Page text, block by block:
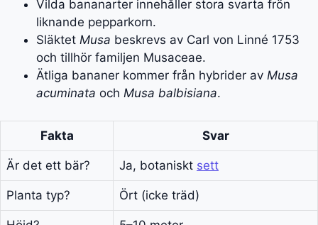
Vilda bananarter innehåller stora svarta frön
liknande pepparkorn.
Släktet Musa beskrevs av Carl von Linné 1753
och tillhör familjen Musaceae.
Ätliga bananer kommer från hybrider av Musa
acuminata och Musa balbisiana.
Fakta Svar
Är det ett bär? Ja, botaniskt sett
Planta typ? Ört (icke träd)